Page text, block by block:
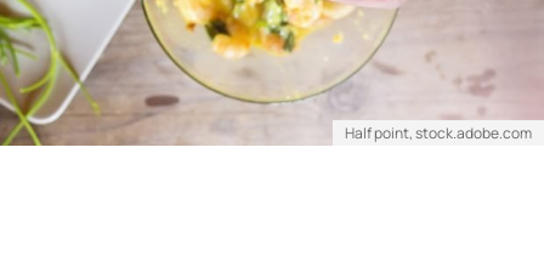
Half point, stock.adobe.com